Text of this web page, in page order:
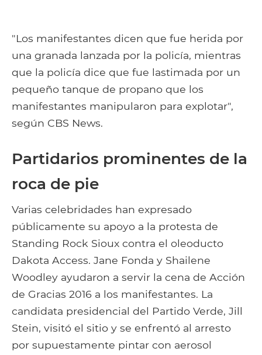
"Los manifestantes dicen que fue herida por
una granada lanzada por la policía, mientras
que la policía dice que fue lastimada por un
pequeño tanque de propano que los
manifestantes manipularon para explotar",
según CBS News.
Partidarios prominentes de la
roca de pie
Varias celebridades han expresado
públicamente su apoyo a la protesta de
Standing Rock Sioux contra el oleoducto
Dakota Access. Jane Fonda y Shailene
Woodley ayudaron a servir la cena de Acción
de Gracias 2016 a los manifestantes. La
candidata presidencial del Partido Verde, Jill
Stein, visitó el sitio y se enfrentó al arresto
por supuestamente pintar con aerosol